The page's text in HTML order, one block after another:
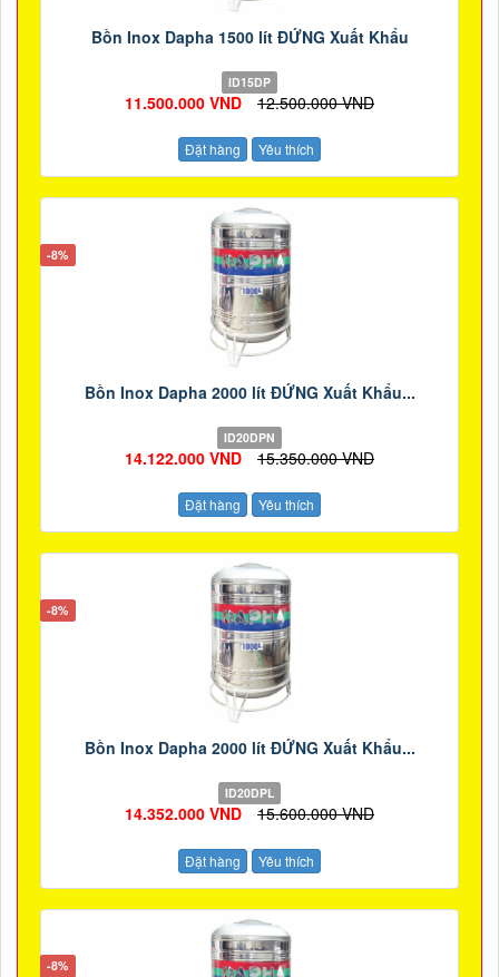
Bồn Inox Dapha 1500 lít ĐỨNG Xuất Khẩu
ID15DP
11.500.000 VND 12.500.000 VND
Đặt hàng Yêu thích
-8%
Bồn Inox Dapha 2000 lít ĐỨNG Xuất Khẩu...
ID20DPN
14.122.000 VND 15.350.000 VND
Đặt hàng Yêu thích
-8%
Bồn Inox Dapha 2000 lít ĐỨNG Xuất Khẩu...
ID20DPL
14.352.000 VND 15.600.000 VND
Đặt hàng Yêu thích
-8%